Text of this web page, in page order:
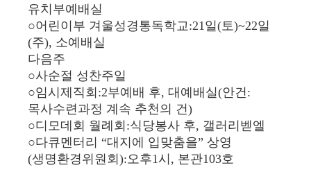
유치부예배실
○어린이부 겨울성경통독학교:21일(토)~22일
(주), 소예배실
다음주
○사순절 성찬주일
○임시제직회:2부예배 후, 대예배실(안건:
목사수련과정 계속 추천의 건)
○디모데회 월례회:식당봉사 후, 갤러리벧엘
○다큐멘터리 “대지에 입맞춤을” 상영
(생명환경위원회):오후1시, 본관103호